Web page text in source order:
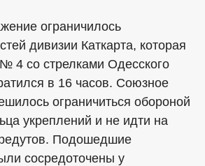
ограничилось
дивизии Каткарта, которая
4 со стрелками Одесского
в 16 часов. Союзное
ограничиться обороной
укреплений и не идти на
Подошедшие
сосредоточены у